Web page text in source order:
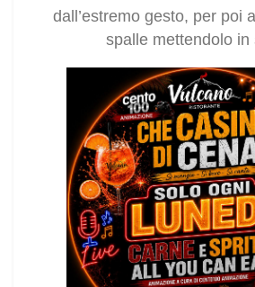
dall’estremo gesto, per poi
spalle mettendolo in